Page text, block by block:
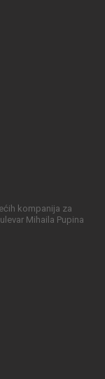
kompanija za
Mihaila Pupina